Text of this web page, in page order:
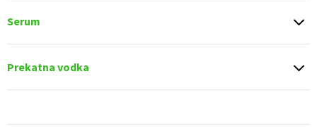
Serum
Prekatna vodka